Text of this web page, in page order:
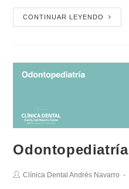
CONTINUAR LEYENDO
Odontopediatría
Clínica Dental Andrés Navarro